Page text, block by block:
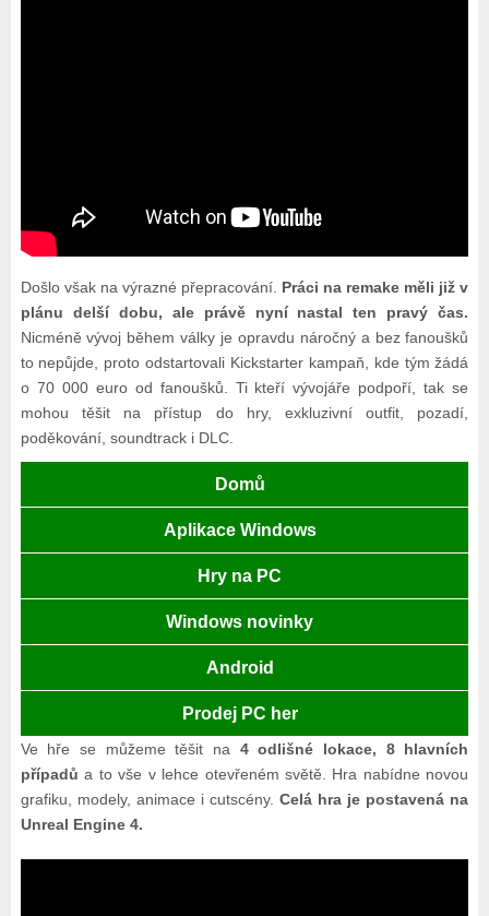
Došlo však na výrazné přepracování. Práci na remake měli již v
plánu delší dobu, ale právě nyní nastal ten pravý čas.
Nicméně vývoj během války je opravdu náročný a bez fanoušků
to nepůjde, proto odstartovali Kickstarter kampaň, kde tým žádá
o 70 000 euro od fanoušků. Ti kteří vývojáře podpoří, tak se
mohou těšit na přístup do hry, exkluzivní outfit, pozadí,
poděkování, soundtrack i DLC.
Domů
Aplikace Windows
Hry na PC
Windows novinky
Android
Prodej PC her
Ve hře se můžeme těšit na 4 odlišné lokace, 8 hlavních
případů a to vše v lehce otevřeném světě. Hra nabídne novou
grafiku, modely, animace i cutscény.Celá hra je postavená na
Unreal Engine 4.